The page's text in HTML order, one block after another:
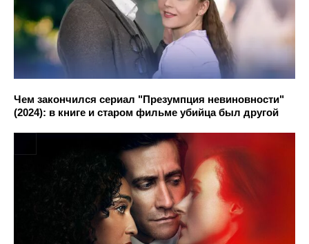
Чем закончился сериал "Презумпция невиновности"
(2024): в книге и старом фильме убийца был другой